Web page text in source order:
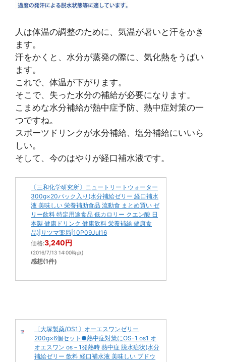
人は体温の調整のために、気温が暑いと汗をかき
ます。
汗をかくと、水分が蒸発の際に、気化熱をうばい
ます。
これで、体温が下がります。
そこで、失った水分の補給が必要になります。
こまめな水分補給が熱中症予防、熱中症対策の一
つですね。
スポーツドリンクが水分補給、塩分補給にいいら
しい。
そして、今のはやりが経口補水液です。
〔三和化学研究所〕ニュートリートウォーター
300g×20パック入り(水分補給ゼリー 経口補水
液 美味しい 栄養補助食品 流動食 まとめ買い ゼ
リー飲料 特定用途食品 低カロリー クエン酸 日
本製 健康ドリンク 健康飲料 栄養補給 健康食
品)|サツマ薬局|10P09Jul16
価格:3,240円
(2016/7/13 14:00時点)
感想(1件)
〔大塚製薬/OS1〕オーエスワンゼリー
200g×6個セット●熱中症対策にOS-1 os1 オ
オエスワン os－1発熱時 熱中症 脱水症状(水分
補給ゼリー 飲料 経口補水液 美味しい ブドウ